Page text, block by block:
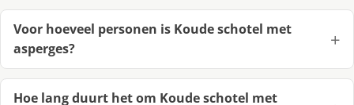
Voor hoeveel personen is Koude schotel met
asperges?
Hoe lang duurt het om Koude schotel met